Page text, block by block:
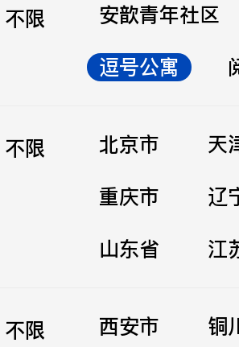
不限
安歆青年社区
逗号公寓
不限 北京市
天
重庆市
辽
山东省
江
不限 西安市
铜
立即提交